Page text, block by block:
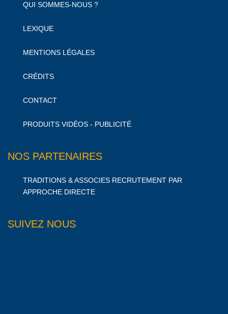
QUI SOMMES-NOUS ?
LEXIQUE
MENTIONS LÉGALES
CRÉDITS
CONTACT
PRODUITS VIDÉOS - PUBLICITÉ
NOS PARTENAIRES
TRADITIONS & ASSOCIES RECRUTEMENT PAR
APPROCHE DIRECTE
SUIVEZ NOUS